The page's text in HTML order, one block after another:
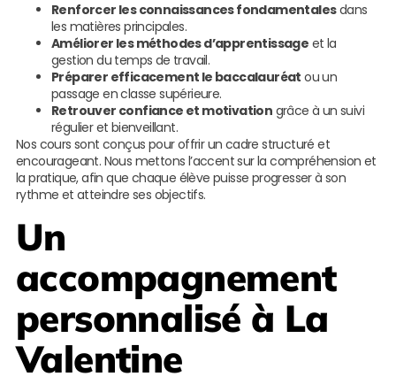
Renforcer les connaissances fondamentalesdans
les matières principales.
Améliorer les méthodes d’apprentissage et la
gestion du temps de travail.
Préparer efficacement le baccalauréat ou un
passage en classe supérieure.
Retrouver confiance et motivation grâce à un suivi
régulier et bienveillant.
Nos cours sont conçus pour offrir un cadre structuré et
encourageant. Nous mettons l’accent sur la compréhension et
la pratique, afin que chaque élève puisse progresser à son
rythme et atteindre ses objectifs.
Un
accompagnement
personnalisé à La
Valentine